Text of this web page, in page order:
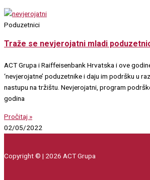
Poduzetnici
Traže se nevjerojatni mladi
ACT Grupa i Raiffeisenbank Hrvatska i ove
‘nevjerojatne’ poduzetnike i daju im podršku u
nastupu na tržištu. Nevjerojatni, program
godina
Pročitaj »
02/05/2022
Copyright © | 2026 ACT Grupa